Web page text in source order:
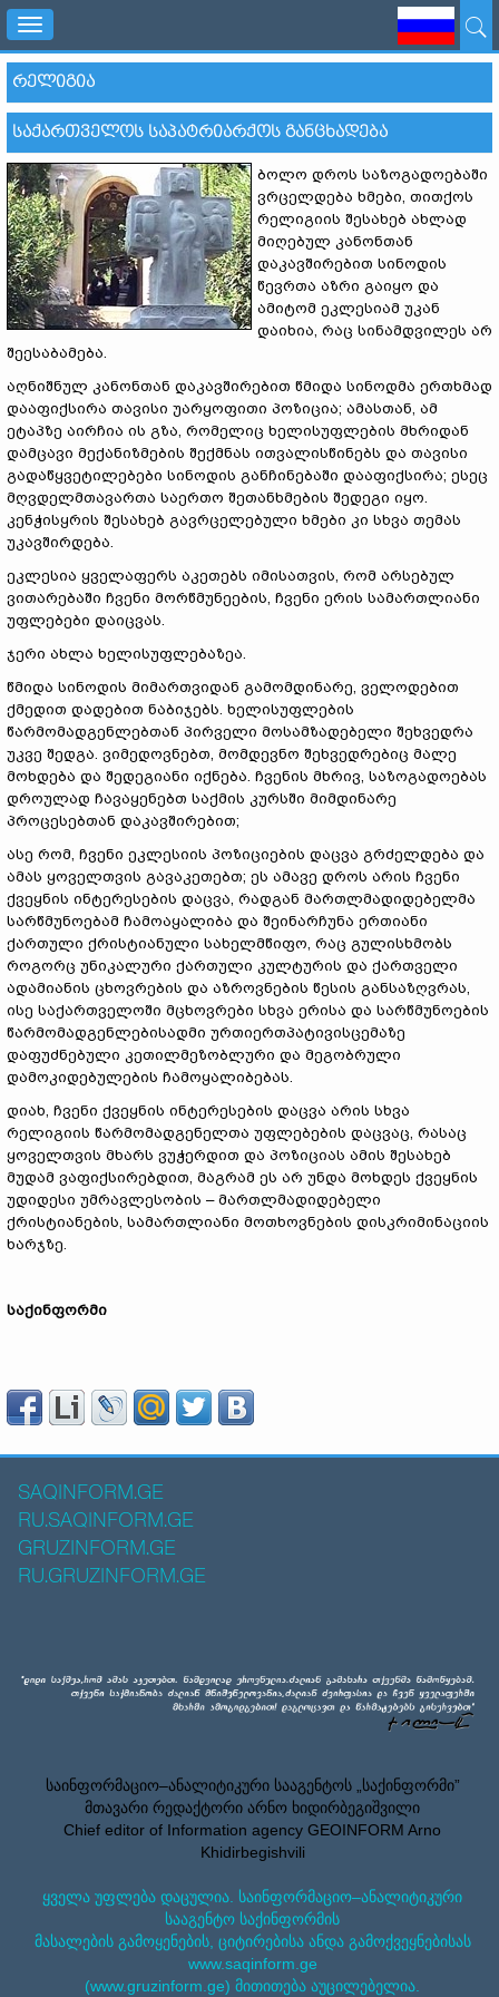
Toggle
navigation
ᲠᲔᲚᲘᲒᲘᲐ
ᲡᲐᲥᲐᲠᲗᲕᲔᲚᲝᲡ ᲡᲐᲞᲐᲢᲠᲘᲐᲠᲥᲝᲡ ᲒᲐᲜᲪᲮᲐᲓᲔᲑᲐ
ბოლო დროს საზოგადოებაში
ვრცელდება ხმები, თითქოს
რელიგიის შესახებ ახლად
მიღებულ კანონთან
დაკავშირებით სინოდის
წევრთა აზრი გაიყო და
ამიტომ ეკლესიამ უკან
დაიხია, რაც სინამდვილეს არ
შეესაბამება.
აღნიშნულ კანონთან დაკავშირებით წმიდა სინოდმა ერთხმად
დააფიქსირა თავისი უარყოფითი პოზიცია; ამასთან, ამ
ეტაპზე აირჩია ის გზა, რომელიც ხელისუფლების მხრიდან
დამცავი მექანიზმების შექმნას ითვალისწინებს და თავისი
გადაწყვეტილებები სინოდის განჩინებაში დააფიქსირა; ესეც
მღვდელმთავართა საერთო შეთანხმების შედეგი იყო.
კენჭისყრის შესახებ გავრცელებული ხმები კი სხვა თემას
უკავშირდება.
ეკლესია ყველაფერს აკეთებს იმისათვის, რომ არსებულ
ვითარებაში ჩვენი მორწმუნეების, ჩვენი ერის სამართლიანი
უფლებები დაიცვას.
ჯერი ახლა ხელისუფლებაზეა.
წმიდა სინოდის მიმართვიდან გამომდინარე, ველოდებით
ქმედით დადებით ნაბიჯებს. ხელისუფლების
წარმომადგენლებთან პირველი მოსამზადებელი შეხვედრა
უკვე შედგა. ვიმედოვნებთ, მომდევნო შეხვედრებიც მალე
მოხდება და შედეგიანი იქნება. ჩვენის მხრივ, საზოგადოებას
დროულად ჩავაყენებთ საქმის კურსში მიმდინარე
პროცესებთან დაკავშირებით;
ასე რომ, ჩვენი ეკლესიის პოზიციების დაცვა გრძელდება და
ამას ყოველთვის გავაკეთებთ; ეს ამავე დროს არის ჩვენი
ქვეყნის ინტერესების დაცვა, რადგან მართლმადიდებელმა
სარწმუნოებამ ჩამოაყალიბა და შეინარჩუნა ერთიანი
ქართული ქრისტიანული სახელმწიფო, რაც გულისხმობს
როგორც უნიკალური ქართული კულტურის და ქართველი
ადამიანის ცხოვრების და აზროვნების წესის განსაზღვრას,
ისე საქართველოში მცხოვრები სხვა ერისა და სარწმუნოების
წარმომადგენლებისადმი ურთიერთპატივისცემაზე
დაფუძნებული კეთილმეზობლური და მეგობრული
დამოკიდებულების ჩამოყალიბებას.
დიახ, ჩვენი ქვეყნის ინტერესების დაცვა არის სხვა
რელიგიის წარმომადგენელთა უფლებების დაცვაც, რასაც
ყოველთვის მხარს ვუჭერდით და პოზიციას ამის შესახებ
მუდამ ვაფიქსირებდით, მაგრამ ეს არ უნდა მოხდეს ქვეყნის
უდიდესი უმრავლესობის – მართლმადიდებელი
ქრისტიანების, სამართლიანი მოთხოვნების დისკრიმინაციის
ხარჯზე.
საქინფორმი
SAQINFORM.GE
RU.SAQINFORM.GE
GRUZINFORM.GE
RU.GRUZINFORM.GE
საინფორმაციო–ანალიტიკური სააგენტოს „საქინფორმი”
მთავარი რედაქტორი არნო ხიდირბეგიშვილი
Chief editor of Information agency GEOINFORM Arno
Khidirbegishvili
ყველა უფლება დაცულია. საინფორმაციო–ანალიტიკური
სააგენტო საქინფორმის
მასალების გამოყენების, ციტირებისა ანდა გამოქვეყნებისას
www.saqinform.ge
(www.gruzinform.ge) მითითება აუცილებელია.